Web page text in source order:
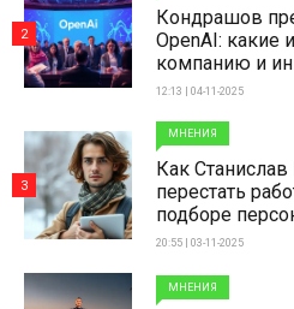
Кондрашов
OpenAI: какие
компанию и
12:13 | 04-11-2025
2
МНЕНИЯ
Как
перестать
подборе
20:55 | 03-11-2025
3
МНЕНИЯ